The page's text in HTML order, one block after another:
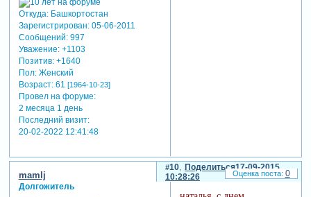
Откуда:Башкортостан
Зарегистрирован: 05-06-2011
Сообщений:997
Уважение: +1103
Позитив: +1640
Пол:Женский
Возраст:61 [1964-10-23]
Провел на форуме:
2 месяца 1 день
Последний визит:
20-02-2022 12:41:48
Поделиться
10
17-09-2015
10:28:26
mamlj
Долгожитель
0